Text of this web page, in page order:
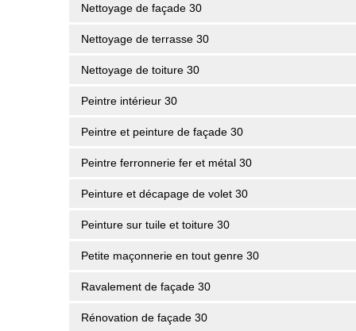
Nettoyage de façade 30
Nettoyage de terrasse 30
Nettoyage de toiture 30
Peintre intérieur 30
Peintre et peinture de façade 30
Peintre ferronnerie fer et métal 30
Peinture et décapage de volet 30
Peinture sur tuile et toiture 30
Petite maçonnerie en tout genre 30
Ravalement de façade 30
Rénovation de façade 30